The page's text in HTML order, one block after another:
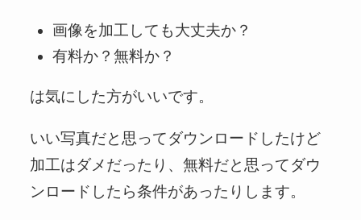
画像を加工しても大丈夫か？
有料か？無料か？
は気にした方がいいです。
いい写真だと思ってダウンロードしたけど
加工はダメだったり、無料だと思ってダウ
ンロードしたら条件があったりします。